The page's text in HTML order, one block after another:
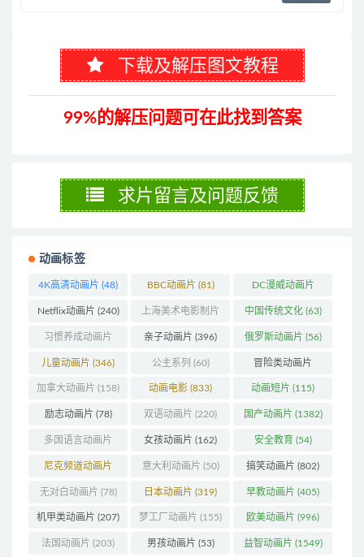
下载及解压图文教程
99%的解压问题可在此找到答案
求片留言及问题反馈
动画标签
4K高清动画片 (48) BBC动画片 (81) DC漫威动画片
(104)
Netflix动画片 (240) 上海美术电影制片
厂(126)
中国传统文化(63)
习惯养成动画片
(74)
亲子动画片 (396) 俄罗斯动画片 (56)
儿童动画片 (346) 公主系列 (60) 冒险类动画片
(1272)
加拿大动画片 (158) 动画电影 (833) 动画短片 (115)
励志动画片 (78) 双语动画片 (220) 国产动画片 (1382)
多国语言动画片
(179)
女孩动画片 (162) 安全教育 (54)
尼克频道动画片
(83)
意大利动画片 (50) 搞笑动画片 (802)
无对白动画片 (78) 日本动画片 (319) 早教动画片 (405)
机甲类动画片 (207) 梦工厂动画片 (155) 欧美动画片 (996)
法国动画片 (203) 男孩动画片 (53) 益智动画片 (1549)